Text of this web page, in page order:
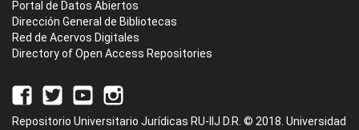
Portal de Datos Abiertos
Dirección General de Bibliotecas
Red de Acervos Digitales
Directory of Open Access Repositories
Repositorio Universitario Jurídicas RU-IIJ D.R. © 2018. Universidad